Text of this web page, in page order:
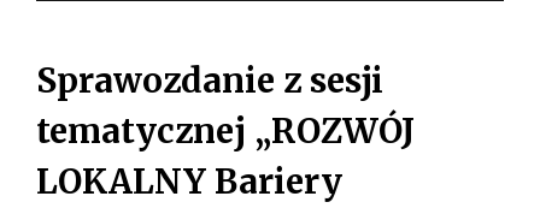
Sprawozdanie z sesji
tematycznej „ROZWÓJ
LOKALNY Bariery